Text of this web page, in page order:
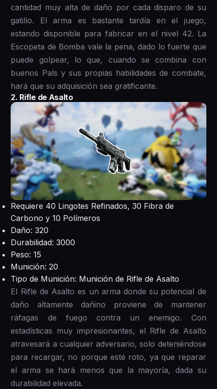
cantidad muy alta de daño por cada disparo de su
gatillo. El arma es bastante tardía en el juego,
estando disponible para fabricar en el nivel 42. La
Escopeta de Bomba vale la pena, dado lo fuerte que
puede golpear, lo que, cuando se combina con
buenos Pals y sus propias habilidades de combate,
hará que su adquisición sea gratificante.
2. Rifle de Asalto
Requiere 40 Lingotes Refinados, 30 Fibra de
Carbono y 10 Polímeros
Daño: 320
Durabilidad: 3000
Peso: 15
Munición: 20
Tipo de Munición: Munición de Rifle de Asalto
El Rifle de Asalto es un arma donde su potencial de
daño altamente dañino proviene de mantener
ráfagas de fuego contra un enemigo. Con
estadísticas muy impresionantes, el Rifle de Asalto
atravesará a cualquier adversario, solo deteniéndose
para recargar, no porque esté roto, ya que reparar
el arma se hará menos que la mayoría, dada su
durabilidad elevada.